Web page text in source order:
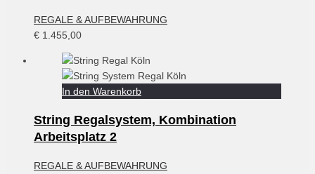
REGALE & AUFBEWAHRUNG
€ 1.455,00
In den Warenkorb
String Regalsystem, Kombination
Arbeitsplatz 2
REGALE & AUFBEWAHRUNG